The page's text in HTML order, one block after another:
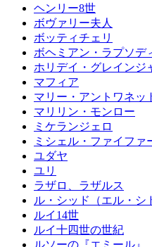
ヘンリー8世
ボヴァリー夫人
ボッティチェリ
ボヘミアン・ラプソデ
ホリデイ・グレインジ
マフィア
マリー・アントワネッ
マリリン・モンロー
ミケランジェロ
ミシェル・ファイファ
ユダヤ
ユリ
ラザロ、ラザルス
ル・シッド（エル・シ
ルイ14世
ルイ十四世の世紀
ルソーの『エミール』